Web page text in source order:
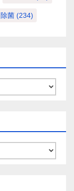
除菌 (234)